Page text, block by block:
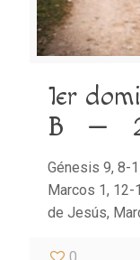
1er
B — 21
Génesis 9,
Marcos 1,
de Jesús,